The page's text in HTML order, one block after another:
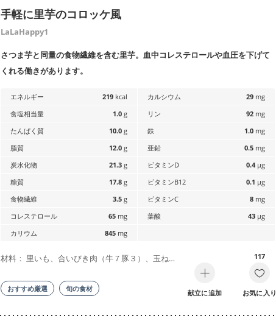
手軽に里芋のコロッケ風
LaLaHappy1
さつま芋と同量の食物繊維を含む里芋。血中コレステロールや血圧を下げて
くれる働きがあります。
エネルギー 219 kcal
食塩相当量
1.0 g
たんぱく質
10.0 g
脂質
12.0 g
炭水化物
21.3 g
糖質
17.8 g
食物繊維
3.5 g
コレステロール
65 mg
カリウム
845 mg
カルシウム 29 mg
リン
92 mg
鉄
1.0 mg
亜鉛
0.5 mg
ビタミンD
0.4 µg
ビタミンB12
0.1 µg
ビタミンC
8 mg
葉酸
43 µg
材料： 里いも、合いびき肉（牛７豚３）、玉ね…
おすすめ厳選 旬の食材 献立に追加
117
お気に入り